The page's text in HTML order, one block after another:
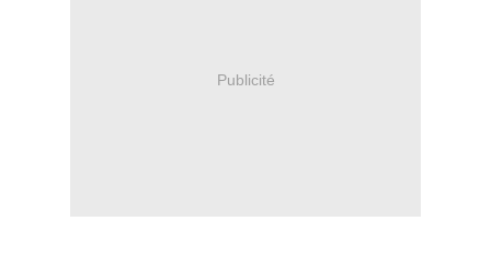
Publicité